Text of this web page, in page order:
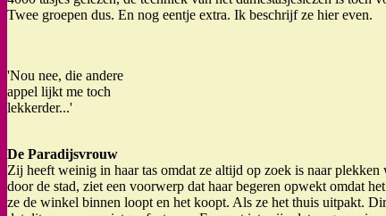
Twee groepen dus. En nog eentje extra. Ik beschrijf ze hier even.
'Nou nee, die andere
appel lijkt me toch
lekkerder...'
De Paradijsvrouw
Zij heeft weinig in haar tas omdat ze altijd op zoek is naar
door de stad, ziet een voorwerp dat haar begeren opwekt omdat
ze de winkel binnen loopt en het koopt. Als ze het thuis uitpakt.